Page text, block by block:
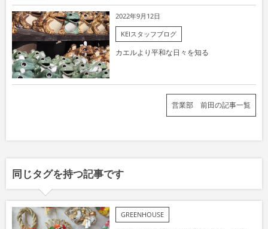
2022年9月12日
KEIスタッフブログ
カエルより平和な日々を知る
営業部 前田の記事一覧
同じタグを持つ記事です
GREENHOUSE